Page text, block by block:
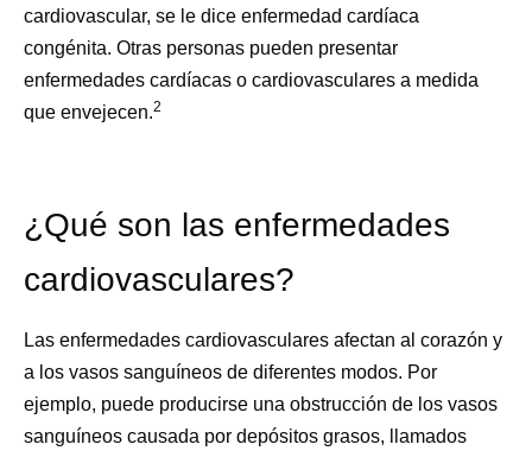
cardiovascular, se le dice enfermedad cardíaca
congénita. Otras personas pueden presentar
enfermedades cardíacas o cardiovasculares a medida
que envejecen.2
¿Qué son las enfermedades
cardiovasculares?
Las enfermedades cardiovasculares afectan al corazón y
a los vasos sanguíneos de diferentes modos. Por
ejemplo, puede producirse una obstrucción de los vasos
sanguíneos causada por depósitos grasos, llamados